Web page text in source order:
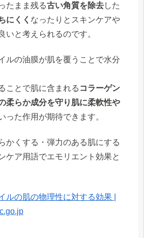
たまま残る古い角質を除去した
にくく なったりとスキンケアや
いと考えられるのです。
ルの油膜が肌を覆うことで水分
ことで肌に含まれる コラーゲン
柔らか成分を守り肌に柔軟性や
った作用が期待できます。
かくする・弾力のある肌にする
ケア用語でエモリエント効果と
ルの肌の物理性に対する効果 |